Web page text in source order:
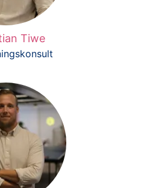
Tiwe